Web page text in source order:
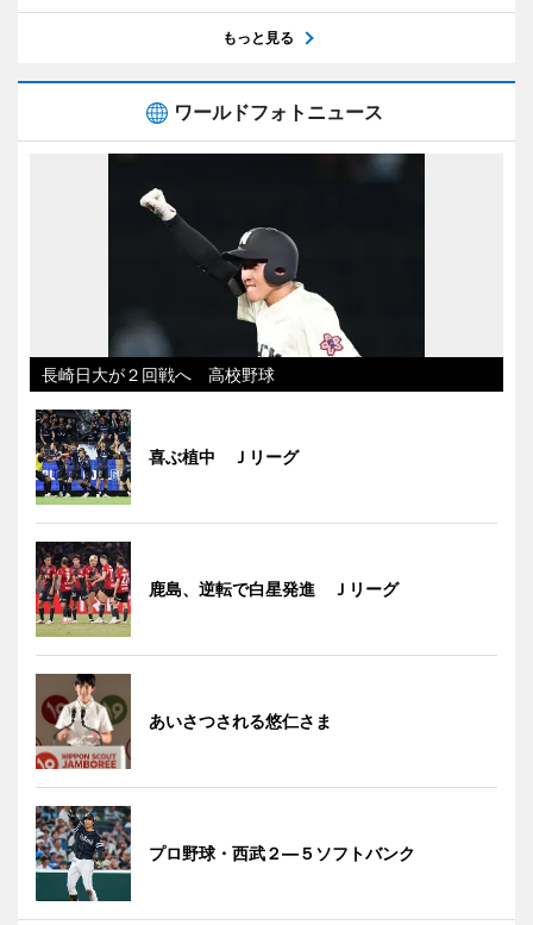
もっと見る
ワールドフォトニュース
長崎日大が２回戦へ 高校野球
喜ぶ植中 Ｊリーグ
鹿島、逆転で白星発進 Ｊリーグ
あいさつされる悠仁さま
プロ野球・西武２―５ソフトバンク